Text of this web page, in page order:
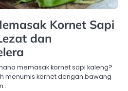
Kornet Sapi
dan
memasak kornet sapi kaleng?
menumis kornet dengan bawang